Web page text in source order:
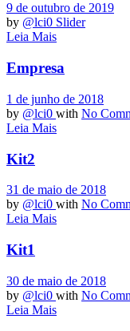
9 de outubro de 2019
by @lci0 Slider
Leia Mais
Empresa
1 de junho de 2018
by @lci0 with No
Leia Mais
Kit2
31 de maio de 2018
by @lci0 with No
Leia Mais
Kit1
30 de maio de 2018
by @lci0 with No
Leia Mais